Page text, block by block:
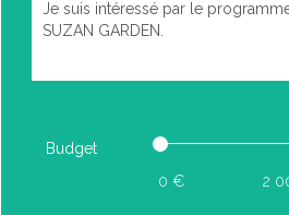
Budget